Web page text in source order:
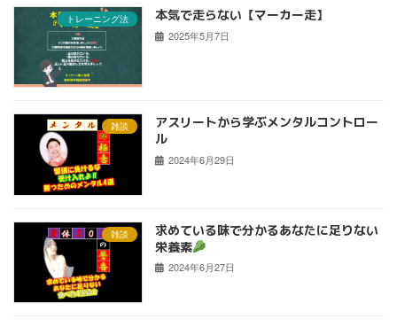
トレーニング法 本気で走らない【マーカー走】
2025年5月7日
雑談
アスリートから学ぶメンタルコントロー
ル
2024年6月29日
雑談
求めている味で分かるあなたに足りない
栄養素
2024年6月27日